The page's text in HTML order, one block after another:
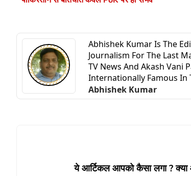
Abhishek Kumar Is The
Journalism For The Last
TV News And Akash Vani
Internationally Famous In
Abhishek Kumar
ये आर्टिकल आपको कैसा लगा ? क्या